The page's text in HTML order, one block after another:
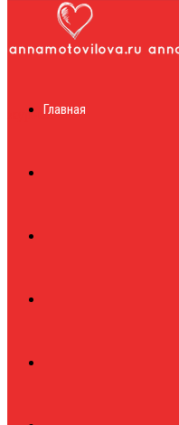
журналГлавная